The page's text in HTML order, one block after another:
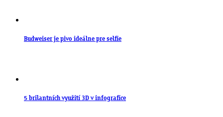
Budweiser je pivo ideálne pre selfie
5 brilantních využití 3D v infografice